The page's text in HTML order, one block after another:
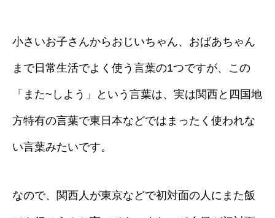
小さいお子さんからおじいちゃん、おばあちゃん
まで日常生活でよく使う言葉の1つですが、この
「また~しよう」という言葉は、実は関西と四国地
方特有の言葉で東日本などではまったく使われな
い言葉みたいです。
なので、関西人が東京などで初対面の人にまた飯